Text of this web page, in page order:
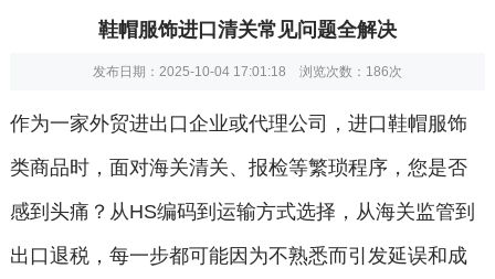
鞋帽服饰进口清关常见问题全解决
发布日期：2025-10-04 17:01:18 浏览次数： 186次
作为一家外贸进出口企业或代理公司，进口鞋帽服饰
类商品时，面对海关清关、报检等繁琐程序，您是否
感到头痛？从HS编码到运输方式选择，从海关监管到
出口退税，每一步都可能因为不熟悉而引发延误和成